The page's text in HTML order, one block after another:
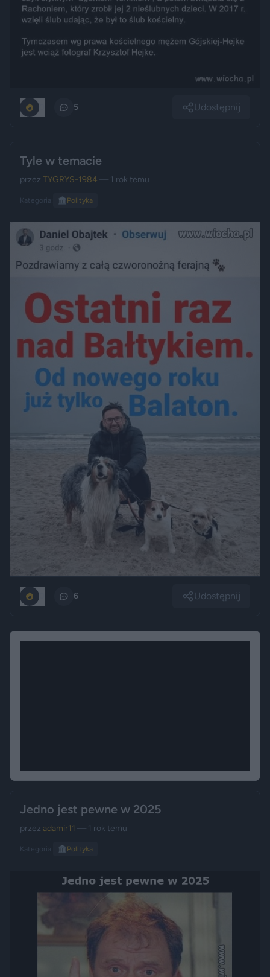
5 Udostępnij
Tyle w temacie
przez TYGRYS-1984 — 1 rok temu
Kategoria: 🏛️ Polityka
6 Udostępnij
Jedno jest pewne w 2025
przez adamir11 — 1 rok temu
Kategoria: 🏛️ Polityka